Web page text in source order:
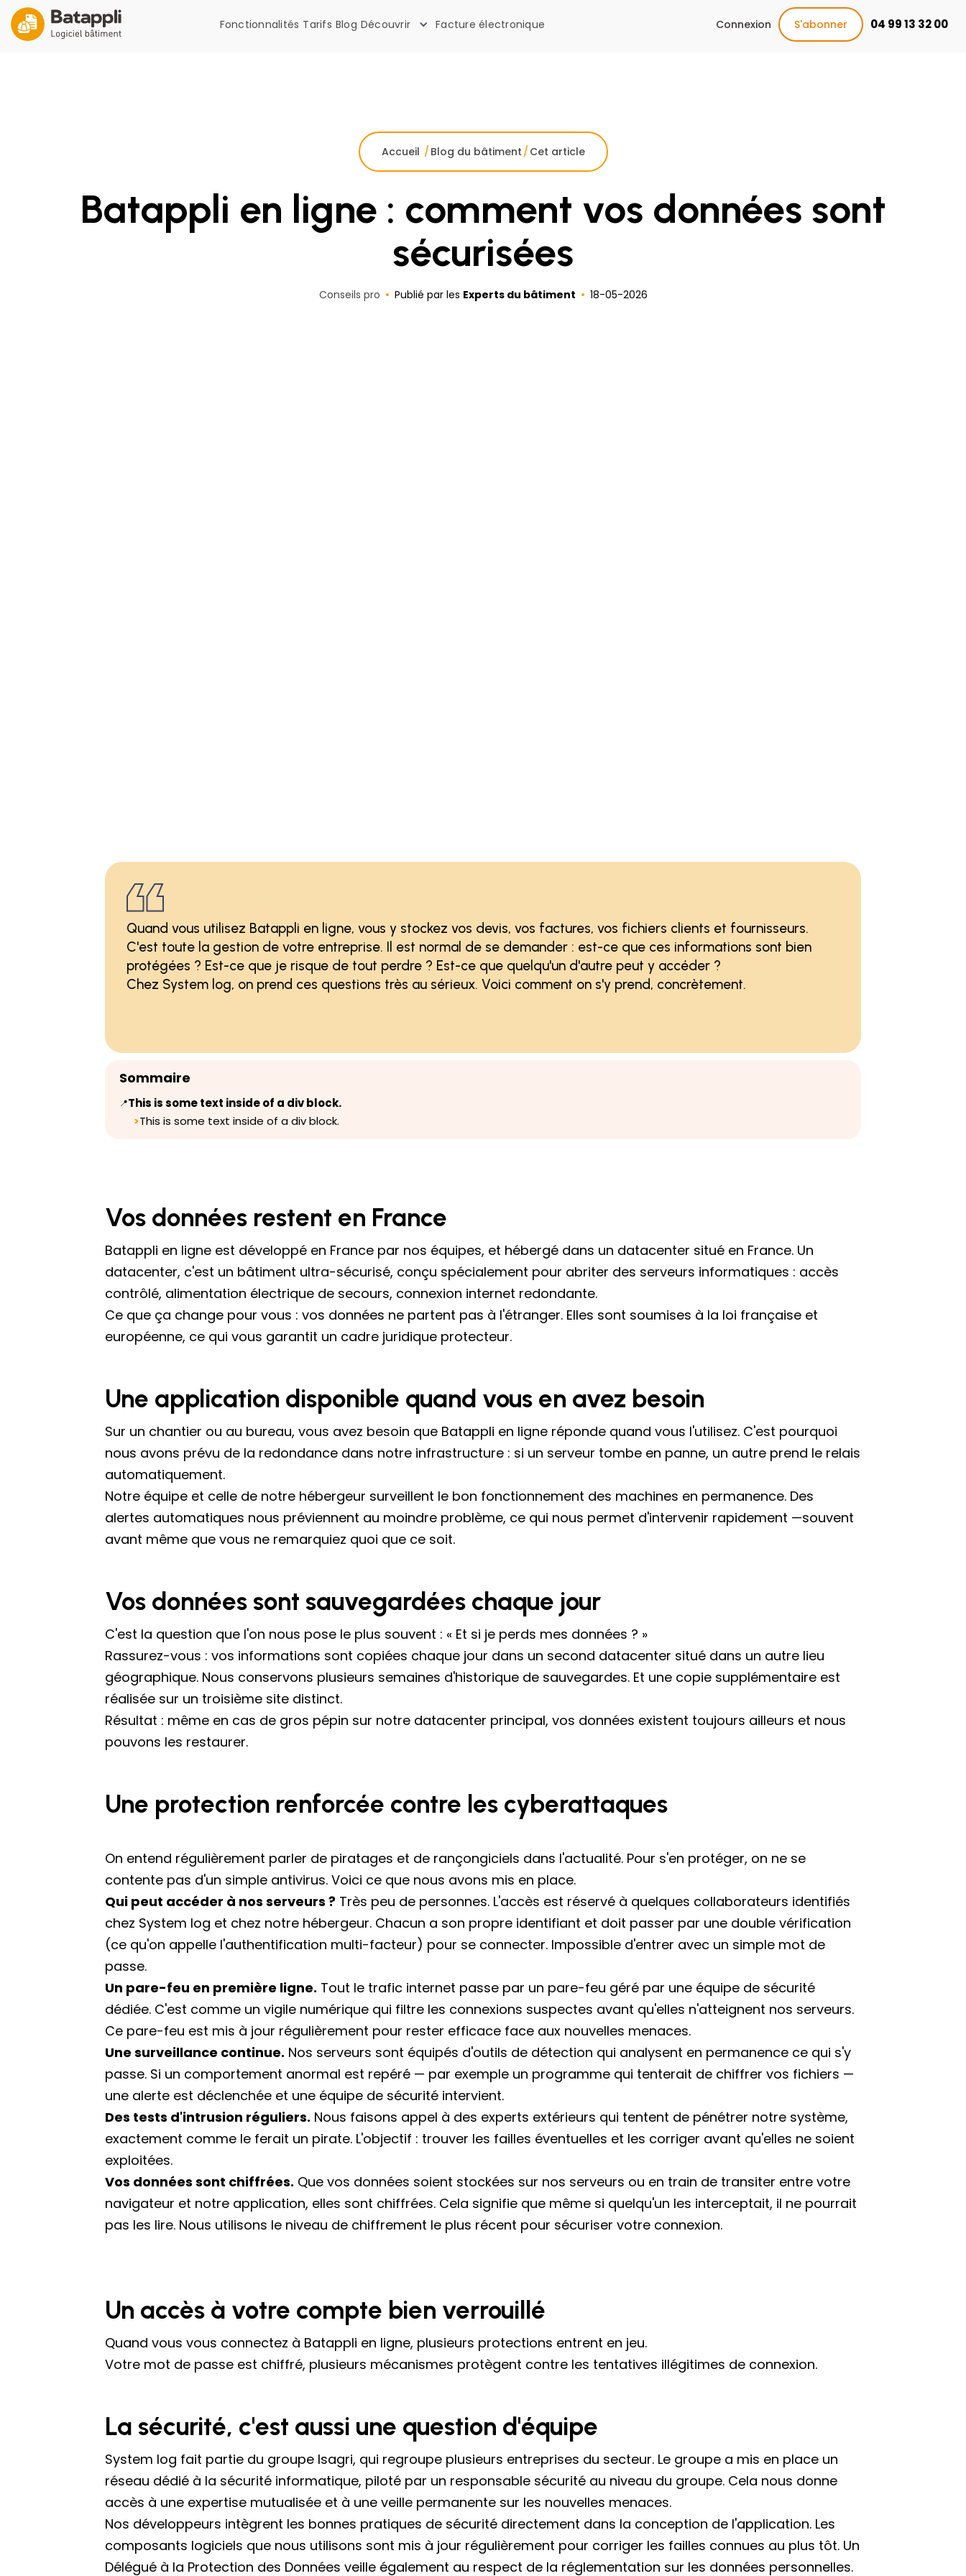
Fonctionnalités Tarifs Blog Découvrir Facture électronique Connexion S'abonner 04 99 13 32 00
Accueil / Blog du bâtiment / Cet article
Batappli en ligne : comment vos données sont
sécurisées
Conseils pro Publié par les Experts du bâtiment 18-05-2026
Quand vous utilisez Batappli en ligne, vous y stockez vos devis, vos factures, vos fichiers clients et fournisseurs.
C'est toute la gestion de votre entreprise. Il est normal de se demander : est-ce que ces informations sont bien
protégées ? Est-ce que je risque de tout perdre ? Est-ce que quelqu'un d'autre peut y accéder ?
Chez System log, on prend ces questions très au sérieux. Voici comment on s'y prend, concrètement.
Sommaire
📍This is some text inside of a div block.
>This is some text inside of a div block.
Vos données restent en France
Batappli en ligne est développé en France par nos équipes, et hébergé dans un datacenter situé en France. Un
datacenter, c'est un bâtiment ultra-sécurisé, conçu spécialement pour abriter des serveurs informatiques : accès
contrôlé, alimentation électrique de secours, connexion internet redondante.
Ce que ça change pour vous : vos données ne partent pas à l'étranger. Elles sont soumises à la loi française et
européenne, ce qui vous garantit un cadre juridique protecteur.
Une application disponible quand vous en avez besoin
Sur un chantier ou au bureau, vous avez besoin que Batappli en ligne réponde quand vous l'utilisez. C'est pourquoi
nous avons prévu de la redondance dans notre infrastructure : si un serveur tombe en panne, un autre prend le relais
automatiquement.
Notre équipe et celle de notre hébergeur surveillent le bon fonctionnement des machines en permanence. Des
alertes automatiques nous préviennent au moindre problème, ce qui nous permet d'intervenir rapidement —souvent
avant même que vous ne remarquiez quoi que ce soit.
Vos données sont sauvegardées chaque jour
C'est la question que l'on nous pose le plus souvent : « Et si je perds mes données ? »
Rassurez-vous : vos informations sont copiées chaque jour dans un second datacenter situé dans un autre lieu
géographique. Nous conservons plusieurs semaines d'historique de sauvegardes. Et une copie supplémentaire est
réalisée sur un troisième site distinct.
Résultat : même en cas de gros pépin sur notre datacenter principal, vos données existent toujours ailleurs et nous
pouvons les restaurer.
Une protection renforcée contre les cyberattaques
On entend régulièrement parler de piratages et de rançongiciels dans l'actualité. Pour s'en protéger, on ne se
contente pas d'un simple antivirus. Voici ce que nous avons mis en place.
Qui peut accéder à nos serveurs ? Très peu de personnes. L'accès est réservé à quelques collaborateurs identifiés
chez System log et chez notre hébergeur. Chacun a son propre identifiant et doit passer par une double vérification
(ce qu'on appelle l'authentification multi-facteur) pour se connecter. Impossible d'entrer avec un simple mot de
passe.
Un pare-feu en première ligne. Tout le trafic internet passe par un pare-feu géré par une équipe de sécurité
dédiée. C'est comme un vigile numérique qui filtre les connexions suspectes avant qu'elles n'atteignent nos serveurs.
Ce pare-feu est mis à jour régulièrement pour rester efficace face aux nouvelles menaces.
Une surveillance continue. Nos serveurs sont équipés d'outils de détection qui analysent en permanence ce qui s'y
passe. Si un comportement anormal est repéré — par exemple un programme qui tenterait de chiffrer vos fichiers —
une alerte est déclenchée et une équipe de sécurité intervient.
Des tests d'intrusion réguliers. Nous faisons appel à des experts extérieurs qui tentent de pénétrer notre système,
exactement comme le ferait un pirate. L'objectif : trouver les failles éventuelles et les corriger avant qu'elles ne soient
exploitées.
Vos données sont chiffrées. Que vos données soient stockées sur nos serveurs ou en train de transiter entre votre
navigateur et notre application, elles sont chiffrées. Cela signifie que même si quelqu'un les interceptait, il ne pourrait
pas les lire. Nous utilisons le niveau de chiffrement le plus récent pour sécuriser votre connexion.
Un accès à votre compte bien verrouillé
Quand vous vous connectez à Batappli en ligne, plusieurs protections entrent en jeu.
Votre mot de passe est chiffré, plusieurs mécanismes protègent contre les tentatives illégitimes de connexion.
La sécurité, c'est aussi une question d'équipe
System log fait partie du groupe Isagri, qui regroupe plusieurs entreprises du secteur. Le groupe a mis en place un
réseau dédié à la sécurité informatique, piloté par un responsable sécurité au niveau du groupe. Cela nous donne
accès à une expertise mutualisée et à une veille permanente sur les nouvelles menaces.
Nos développeurs intègrent les bonnes pratiques de sécurité directement dans la conception de l'application. Les
composants logiciels que nous utilisons sont mis à jour régulièrement pour corriger les failles connues au plus tôt. Un
Délégué à la Protection des Données veille également au respect de la réglementation sur les données personnelles.